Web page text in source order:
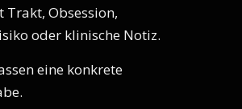
Trakt, Obsession,
oder klinische Notiz.
eine konkrete